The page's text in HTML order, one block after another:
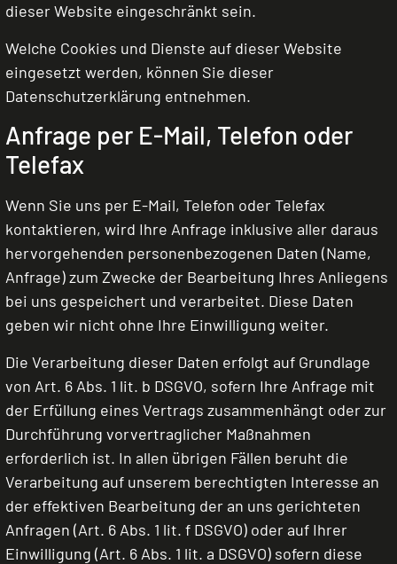
dieser Website eingeschränkt sein.
Welche Cookies und Dienste auf dieser Website
eingesetzt werden, können Sie dieser
Datenschutzerklärung entnehmen.
Anfrage per E-Mail, Telefon oder
Telefax
Wenn Sie uns per E-Mail, Telefon oder Telefax
kontaktieren, wird Ihre Anfrage inklusive aller daraus
hervorgehenden personenbezogenen Daten (Name,
Anfrage) zum Zwecke der Bearbeitung Ihres Anliegens
bei uns gespeichert und verarbeitet. Diese Daten
geben wir nicht ohne Ihre Einwilligung weiter.
Die Verarbeitung dieser Daten erfolgt auf Grundlage
von Art. 6 Abs. 1 lit. b DSGVO, sofern Ihre Anfrage mit
der Erfüllung eines Vertrags zusammenhängt oder zur
Durchführung vorvertraglicher Maßnahmen
erforderlich ist. In allen übrigen Fällen beruht die
Verarbeitung auf unserem berechtigten Interesse an
der effektiven Bearbeitung der an uns gerichteten
Anfragen (Art. 6 Abs. 1 lit. f DSGVO) oder auf Ihrer
Einwilligung (Art. 6 Abs. 1 lit. a DSGVO) sofern diese